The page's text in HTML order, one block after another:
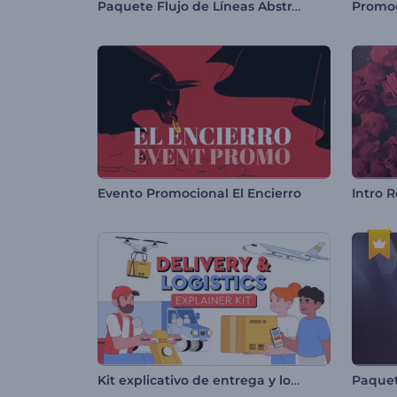
Paquete Flujo de Líneas Abstractas
Evento Promocional El Encierro
Kit explicativo de entrega y logística